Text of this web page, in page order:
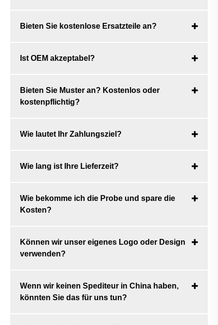
Bieten Sie kostenlose Ersatzteile an?
Ist OEM akzeptabel?
Bieten Sie Muster an? Kostenlos oder
kostenpflichtig?
Wie lautet Ihr Zahlungsziel?
Wie lang ist Ihre Lieferzeit?
Wie bekomme ich die Probe und spare die
Kosten?
Können wir unser eigenes Logo oder Design
verwenden?
Wenn wir keinen Spediteur in China haben,
könnten Sie das für uns tun?